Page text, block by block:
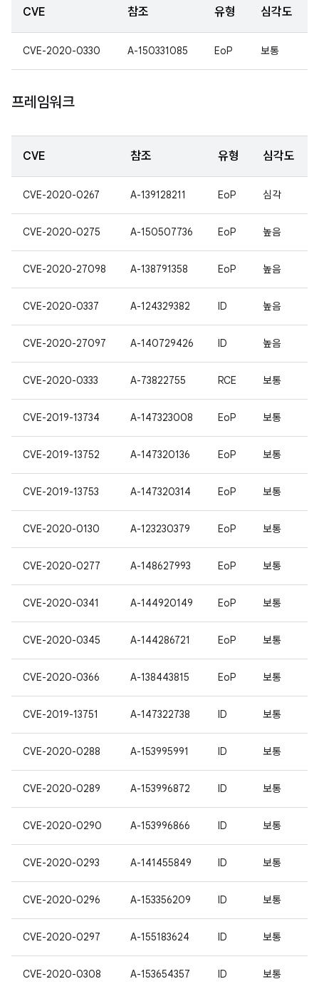
CVE 참조 유형 심각도
CVE-2020-0330 A-150331085 EoP 보통
프레임워크
CVE 참조 유형 심각도
CVE-2020-0267 A-139128211 EoP 심각
CVE-2020-0275 A-150507736 EoP 높음
CVE-2020-27098 A-138791358 EoP 높음
CVE-2020-0337 A-124329382 ID 높음
CVE-2020-27097 A-140729426 ID 높음
CVE-2020-0333 A-73822755 RCE 보통
CVE-2019-13734 A-147323008 EoP 보통
CVE-2019-13752 A-147320136 EoP 보통
CVE-2019-13753 A-147320314 EoP 보통
CVE-2020-0130 A-123230379 EoP 보통
CVE-2020-0277 A-148627993 EoP 보통
CVE-2020-0341 A-144920149 EoP 보통
CVE-2020-0345 A-144286721 EoP 보통
CVE-2020-0366 A-138443815 EoP 보통
CVE-2019-13751 A-147322738 ID 보통
CVE-2020-0288 A-153995991 ID 보통
CVE-2020-0289 A-153996872 ID 보통
CVE-2020-0290 A-153996866 ID 보통
CVE-2020-0293 A-141455849 ID 보통
CVE-2020-0296 A-153356209 ID 보통
CVE-2020-0297 A-155183624 ID 보통
CVE-2020-0308 A-153654357 ID 보통